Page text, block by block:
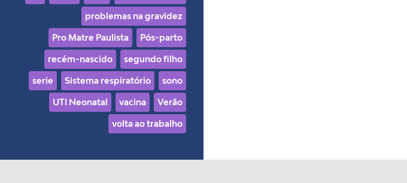
problemas na gravidez
Pro Matre Paulista Pós-parto
recém-nascido segundo filho
serie Sistema respiratório sono
UTI Neonatal vacina Verão
volta ao trabalho